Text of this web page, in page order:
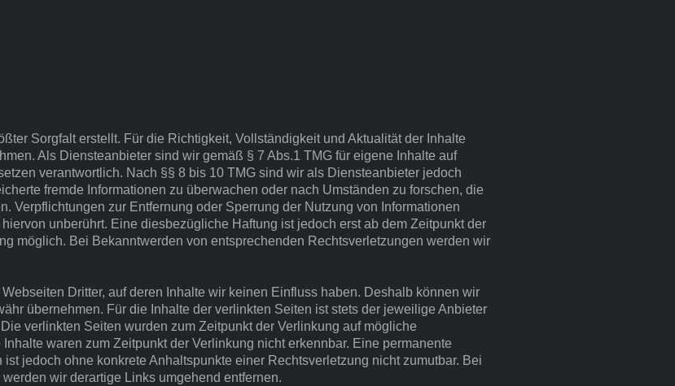
Sorgfalt erstellt. Für die Richtigkeit, Vollständigkeit und Aktualität der Inhalte
Als Diensteanbieter sind wir gemäß § 7 Abs.1 TMG für eigene Inhalte auf
verantwortlich. Nach §§ 8 bis 10 TMG sind wir als Diensteanbieter jedoch
fremde Informationen zu überwachen oder nach Umständen zu forschen, die
Verpflichtungen zur Entfernung oder Sperrung der Nutzung von Informationen
unberührt. Eine diesbezügliche Haftung ist jedoch erst ab dem Zeitpunkt der
möglich. Bei Bekanntwerden von entsprechenden Rechtsverletzungen werden wir
Dritter, auf deren Inhalte wir keinen Einfluss haben. Deshalb können wir
übernehmen. Für die Inhalte der verlinkten Seiten ist stets der jeweilige Anbieter
verlinkten Seiten wurden zum Zeitpunkt der Verlinkung auf mögliche
waren zum Zeitpunkt der Verlinkung nicht erkennbar. Eine permanente
jedoch ohne konkrete Anhaltspunkte einer Rechtsverletzung nicht zumutbar. Bei
wir derartige Links umgehend entfernen.